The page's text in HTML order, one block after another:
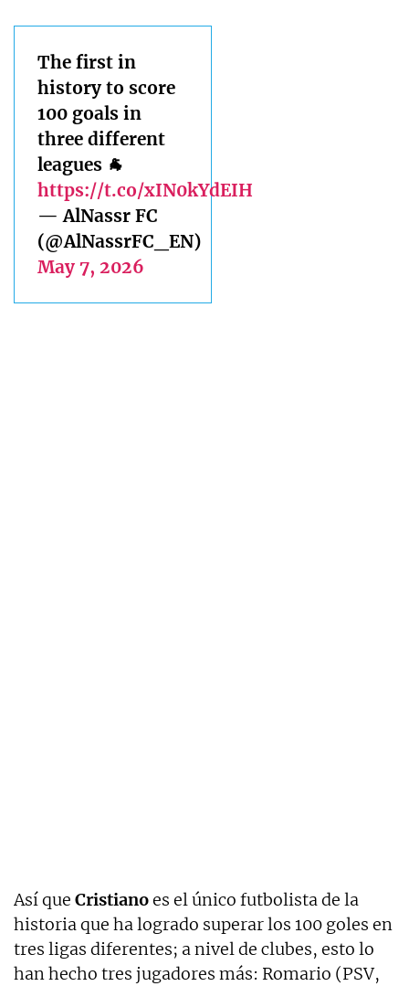
The first in
history to score
100 goals in
three different
leagues 🐐
https://t.co/xIN0kYdEIH
— AlNassr FC
(@AlNassrFC_EN)
May 7, 2026
Así que Cristianoes el único futbolista de la
historia que ha logrado superar los 100 goles en
tres ligas diferentes; a nivel de clubes, esto lo
han hecho tres jugadores más: Romario (PSV,